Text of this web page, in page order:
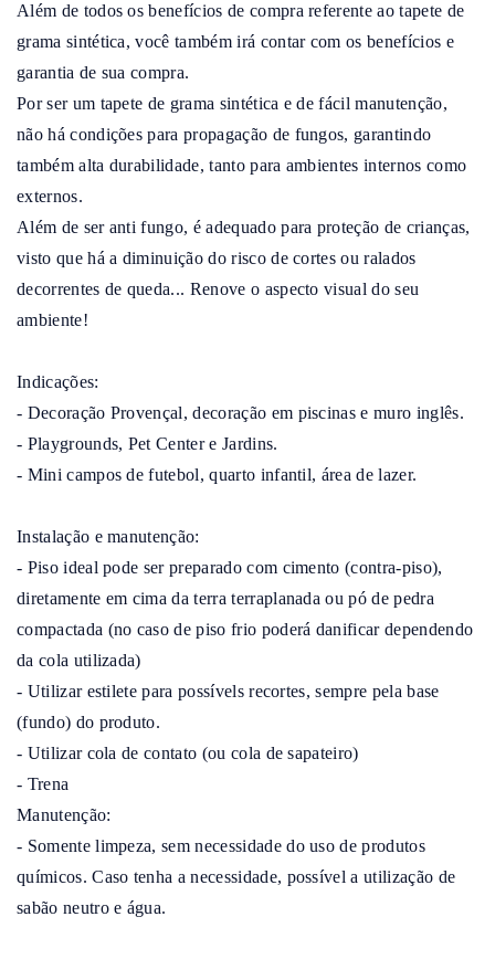
Além de todos os benefícios de compra referente ao tapete de
grama sintética, você também irá contar com os benefícios e
garantia de sua compra.
Por ser um tapete de grama sintética e de fácil manutenção,
não há condições para propagação de fungos, garantindo
também alta durabilidade, tanto para ambientes internos como
externos.
Além de ser anti fungo, é adequado para proteção de crianças,
visto que há a diminuição do risco de cortes ou ralados
decorrentes de queda... Renove o aspecto visual do seu
ambiente!
Indicações:
- Decoração Provençal, decoração em piscinas e muro inglês.
- Playgrounds, Pet Center e Jardins.
- Mini campos de futebol, quarto infantil, área de lazer.
Instalação e manutenção:
- Piso ideal pode ser preparado com cimento (contra-piso),
diretamente em cima da terra terraplanada ou pó de pedra
compactada (no caso de piso frio poderá danificar dependendo
da cola utilizada)
- Utilizar estilete para possívels recortes, sempre pela base
(fundo) do produto.
- Utilizar cola de contato (ou cola de sapateiro)
- Trena
Manutenção:
- Somente limpeza, sem necessidade do uso de produtos
químicos. Caso tenha a necessidade, possível a utilização de
sabão neutro e água.